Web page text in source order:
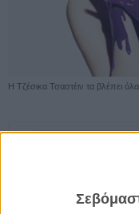
Η Τζέσικα Τσαστέιν τα βλέπει